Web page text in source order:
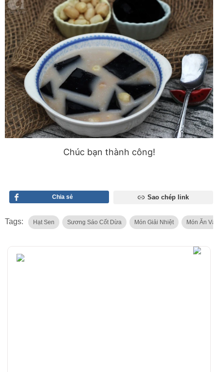
Chúc bạn thành công!
Chia sẻ Sao chép link
Tags: Hạt Sen Sương Sáo Cốt Dừa Món Giải Nhiệt Món Ăn Vật